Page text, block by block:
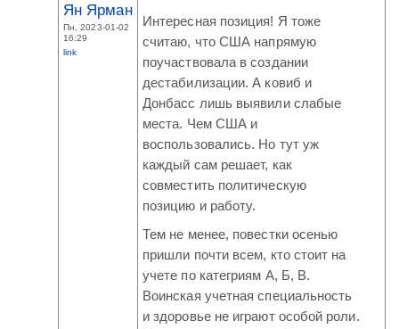
Ян Ярман
Пн, 2023-01-02
16:29
link
Интересная позиция! Я тоже
считаю, что США напрямую
поучаствовала в создании
дестабилизации. А ковиб и
Донбасс лишь выявили слабые
места. Чем США и
воспользовались. Но тут уж
каждый сам решает, как
совместить политическую
позицию и работу.
Тем не менее, повестки осенью
пришли почти всем, кто стоит на
учете по категриям А, Б, В.
Воинская учетная специальность
и здоровье не играют особой роли.